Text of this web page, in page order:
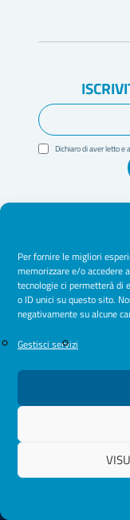
Per fornire le migliori
memorizzare e/o accedere
tecnologie ci permetterà di
o ID unici su questo sito.
negativamente su alcune
Gestisci servizi
Dichiaro di aver letto e
© 2026 Ordine
Amministrazione
Normative
Cookie Policy
Privacy Policy